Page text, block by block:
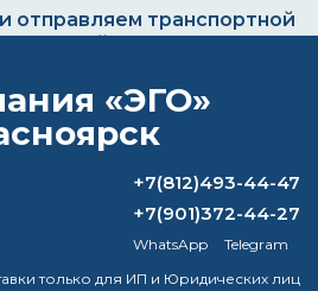
отправляем транспортной
ОТВЕТ+7(812)493-44-47
+7(901)372-44-27
WhatsApp
Telegram
только для ИП и Юридических лиц